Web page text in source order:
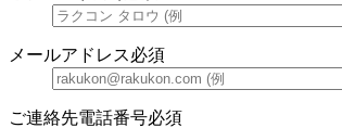
メールアドレス必須
ご連絡先電話番号必須